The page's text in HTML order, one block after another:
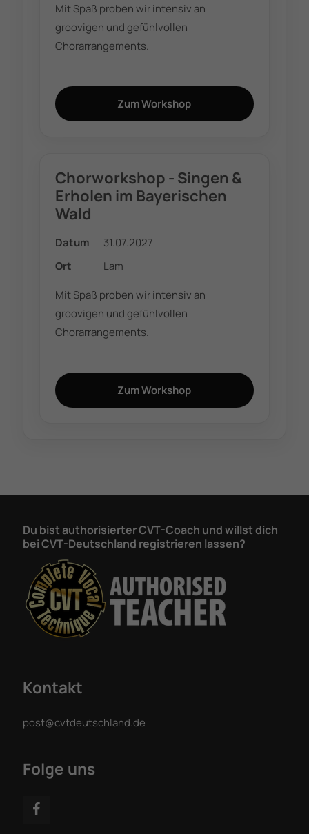
Mit Spaß proben wir intensiv an
groovigen und gefühlvollen
Chorarrangements.
Zum Workshop
Chorworkshop - Singen &
Erholen im Bayerischen
Wald
Datum
31.07.2027
Ort
Lam
Mit Spaß proben wir intensiv an
groovigen und gefühlvollen
Chorarrangements.
Zum Workshop
Du bist authorisierter CVT-Coach und willst dich
bei CVT-Deutschland registrieren lassen?
Kontakt
post@cvtdeutschland.de
Folge uns